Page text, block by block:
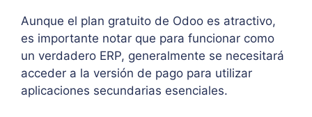
Aunque el plan gratuito de Odoo es atractivo,
es importante notar que para funcionar como
un verdadero ERP, generalmente se necesitará
acceder a la versión de pago para utilizar
aplicaciones secundarias esenciales.